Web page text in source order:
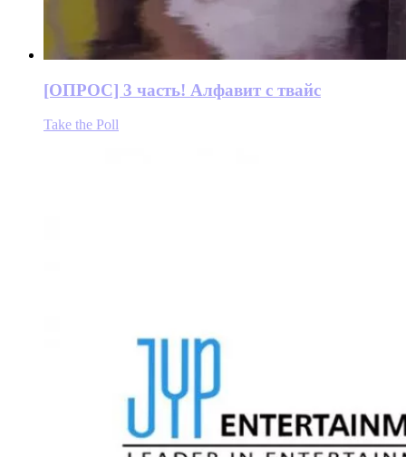
[ОПРОС] 3 часть! Алфавит с твайс
Take the Poll